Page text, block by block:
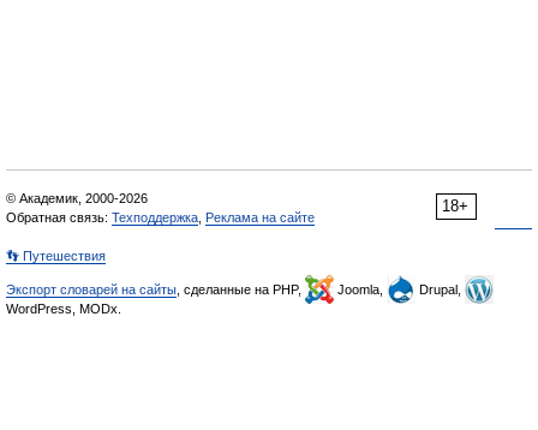
18+
© Академик, 2000-2026
Обратная связь: Техподдержка Реклама на сайте
👣 Путешествия
Экспорт словарей на сайты , сделанные на PHP, Joomla,
Drupal,
WordPress, MODx.